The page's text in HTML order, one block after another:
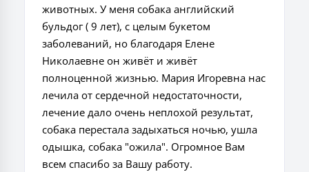
животных. У меня собака английский
бульдог ( 9 лет), с целым букетом
заболеваний, но благодаря Елене
Николаевне он живёт и живёт
полноценной жизнью. Мария Игоревна нас
лечила от сердечной недостаточности,
лечение дало очень неплохой результат,
собака перестала задыхаться ночью, ушла
одышка, собака "ожила". Огромное Вам
всем спасибо за Вашу работу.